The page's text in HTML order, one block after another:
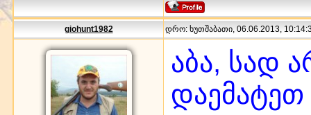
giohunt1982 დრო: ხუთშაბათი, 06.06.2013,
აბა, სად
დაემატეთ